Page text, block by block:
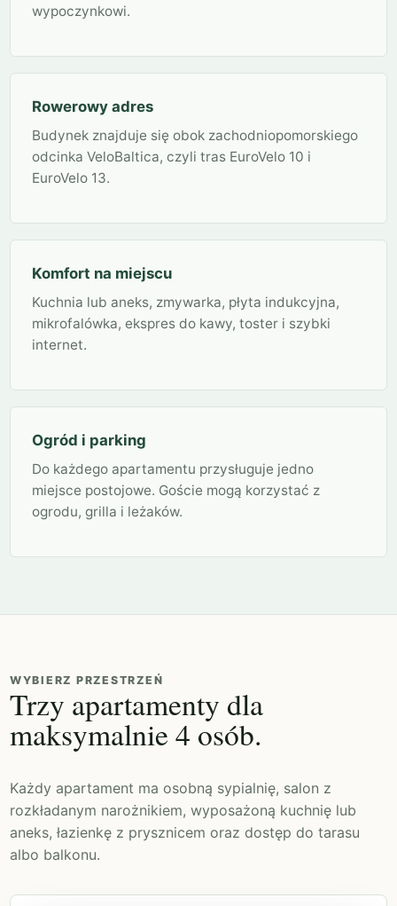
wypoczynkowi.
Rowerowy adres
Budynek znajduje się obok zachodniopomorskiego
odcinka VeloBaltica, czyli tras EuroVelo 10 i
EuroVelo 13.
Komfort na miejscu
Kuchnia lub aneks, zmywarka, płyta indukcyjna,
mikrofalówka, ekspres do kawy, toster i szybki
internet.
Ogród i parking
Do każdego apartamentu przysługuje jedno
miejsce postojowe. Goście mogą korzystać z
ogrodu, grilla i leżaków.
WYBIERZ PRZESTRZEŃ
Trzy apartamenty dla
maksymalnie 4 osób.
Każdy apartament ma osobną sypialnię, salon z
rozkładanym narożnikiem, wyposażoną kuchnię lub
aneks, łazienkę z prysznicem oraz dostęp do tarasu
albo balkonu.